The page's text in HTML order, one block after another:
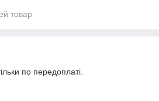
товар
по передоплаті.